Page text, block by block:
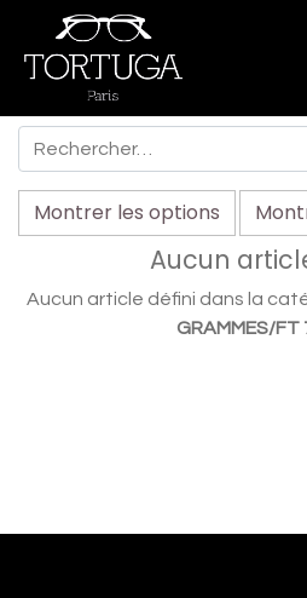
Montrer les options
Aucun
Aucun article défini dans la
GRAMMES/FT